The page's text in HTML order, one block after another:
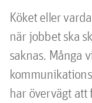
Köket eller
när jobbet ska
saknas. Många
har övervägt